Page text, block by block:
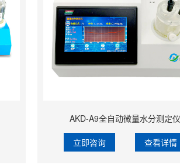
AKD-A9全自动微量水分测定仪
立即咨询 查看详情